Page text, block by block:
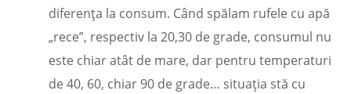
diferența la consum. Când spălam rufele cu apă
„rece”, respectiv la 20,30 de grade, consumul nu
este chiar atât de mare, dar pentru temperaturi
de 40, 60, chiar 90 de grade… situația stă cu